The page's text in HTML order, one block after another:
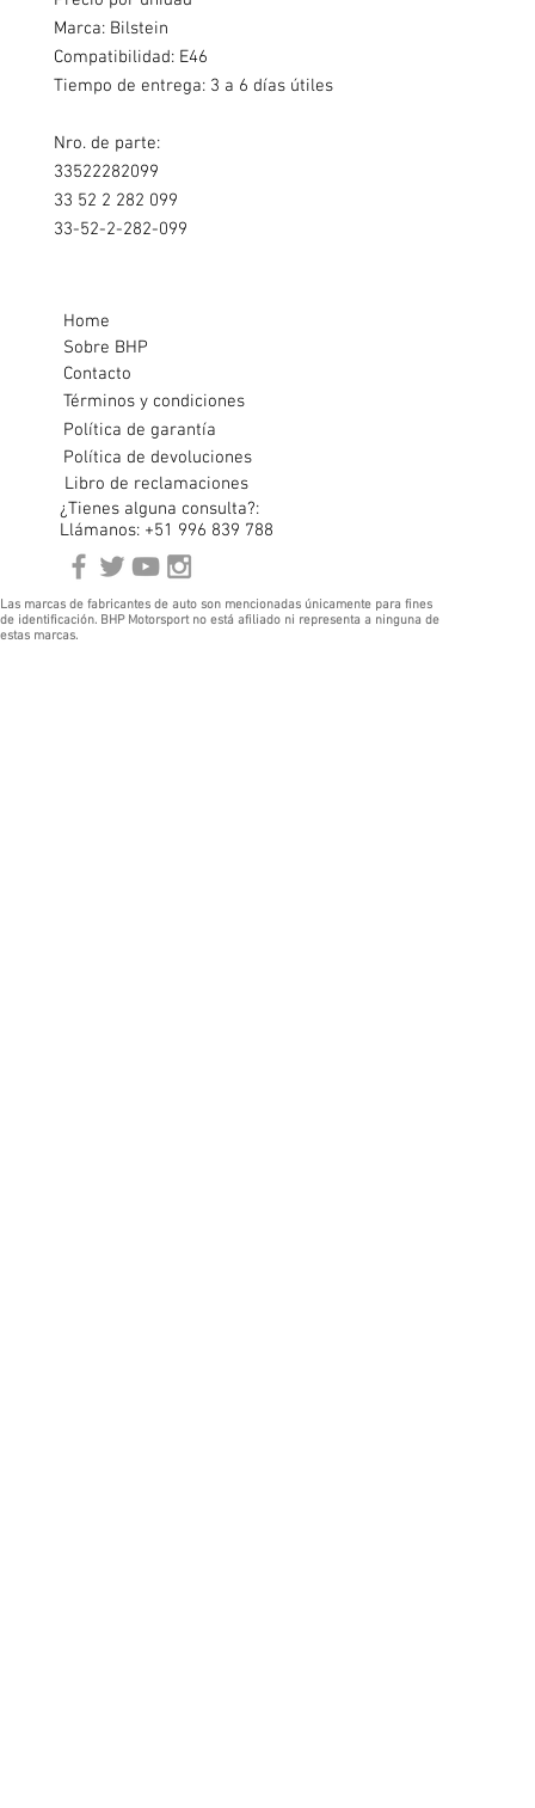
Marca: Bilstein
Compatibilidad: E46
Tiempo de entrega: 3 a 6 días útiles
Nro. de parte:
33522282099
33 52 2 282 099
33-52-2-282-099
Home
Sobre BHP
Contacto
Términos y condiciones
Política de garantía
Política de devoluciones
Libro de reclamaciones
¿Tienes alguna consulta?:
Llámanos: +51 996 839 788
Las marcas de fabricantes de auto son mencionadas únicamente para fines
de identificación. BHP Motorsport no está afiliado ni representa a ninguna de
estas marcas.